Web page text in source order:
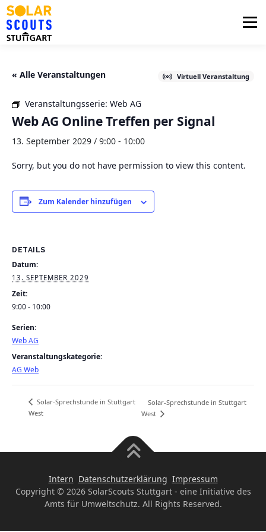
Zum
Inhalt
springen
Menü
« Alle Veranstaltungen Virtuell Veranstaltung
Veranstaltungsserie: Web AG
Web AG Online Treffen per Signal
13. September 2029 / 9:00 - 10:00
Sorry, but you do not have permission to view this content.
Zum Kalender hinzufügen
DETAILS
Datum:
13. SEPTEMBER 2029
Zeit:
9:00 - 10:00
Serien:
Web AG
Veranstaltungskategorie:
AG Web
Solar-Sprechstunde in Stuttgart
West
Solar-Sprechstunde in Stuttgart
West
Intern Datenschutzerklärung Impressum
Copyright © 2026 SolarScouts Stuttgart - eine Initiative des
Amts für Umweltschutz. All Rights Reserved.